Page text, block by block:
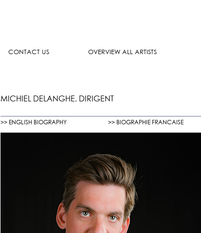
CONTACT US OVERVIEW ALL ARTISTS
MICHIEL DELANGHE, DIRIGENT
>> ENGLISH BIOGRAPHY >> BIOGRAPHIE FRANCAISE